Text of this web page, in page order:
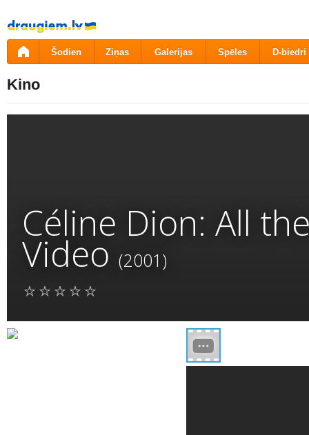
Pāriet
uz
saturu
Šodien Ziņas Galerijas Spēles D-biedri
Kino
Céline Dion: All
Video (2001)